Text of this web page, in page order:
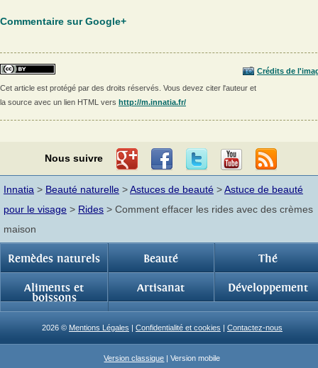
Commentaire sur Google+
Crédits de
Cet article est protégé par des droits réservés. Vous devez citer l'auteur et
la source avec un lien HTML vers http://m.innatia.fr/
Nous suivre
Innatia > Beauté naturelle >Astuces de beauté >Astuce de beauté
pour le visage > Rides > Comment effacer les rides avec des crèmes
maison
Remèdes naturels Beauté Thé
Aliments et
boissons
Artisanat Développement
2026 © Mentions Légales | Confidentialité et cookies | Contactez-nous
Version classique | Version mobile